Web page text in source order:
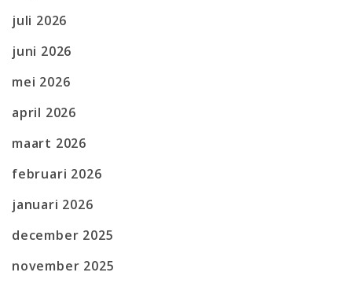
juli 2026
juni 2026
mei 2026
april 2026
maart 2026
februari 2026
januari 2026
december 2025
november 2025